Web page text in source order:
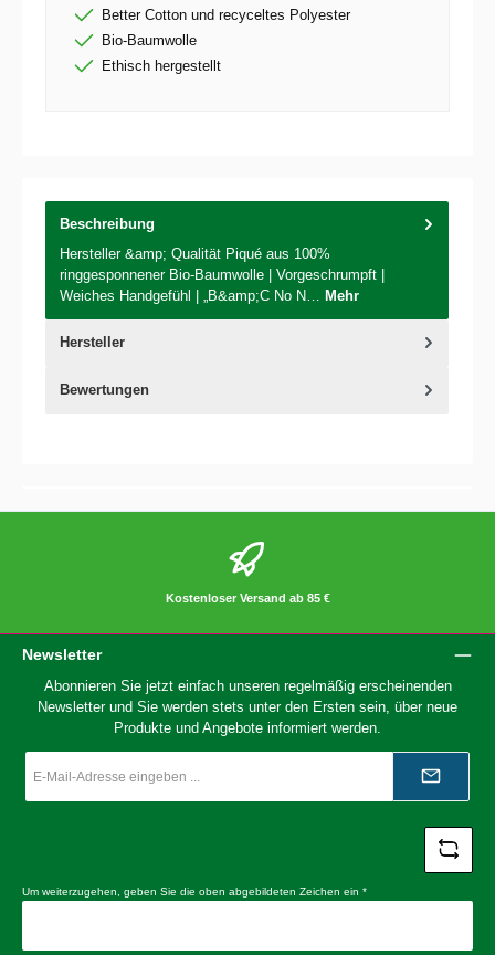
Better Cotton und recyceltes Polyester
Bio-Baumwolle
Ethisch hergestellt
Beschreibung
Hersteller &amp; Qualität Piqué aus 100%
ringgesponnener Bio-Baumwolle | Vorgeschrumpft |
Weiches Handgefühl | „B&amp;C No N… Mehr
Hersteller
Bewertungen
Kostenloser Versand ab 85 €
Newsletter
Abonnieren Sie jetzt einfach unseren regelmäßig erscheinenden
Newsletter und Sie werden stets unter den Ersten sein, über neue
Produkte und Angebote informiert werden.
Mail-
*
Um weiterzugehen, geben Sie die oben abgebildeten Zeichen ein *